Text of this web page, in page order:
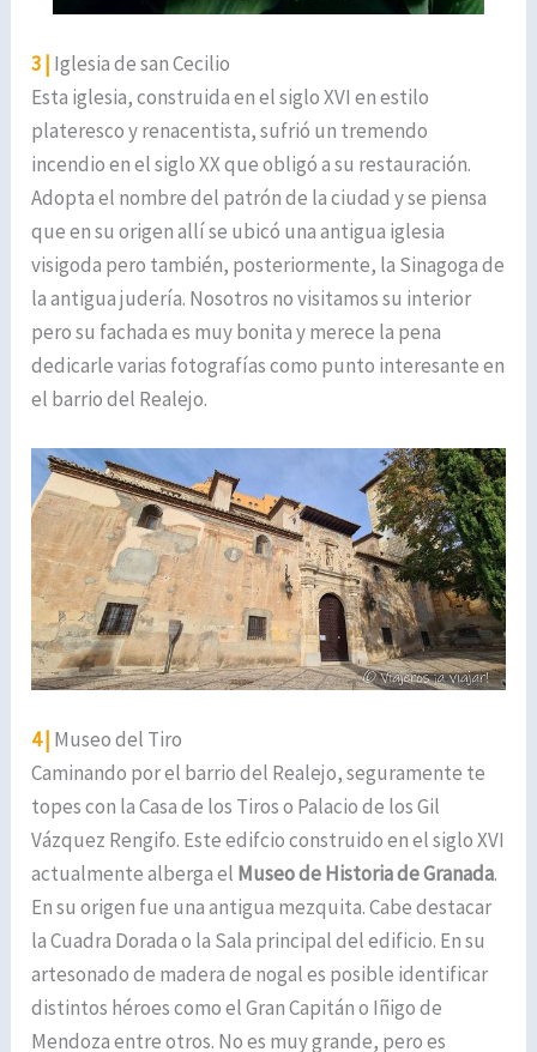
3 | Iglesia de san Cecilio
Esta iglesia, construida en el siglo XVI en estilo
plateresco y renacentista, sufrió un tremendo
incendio en el siglo XX que obligó a su restauración.
Adopta el nombre del patrón de la ciudad y se piensa
que en su origen allí se ubicó una antigua iglesia
visigoda pero también, posteriormente, la Sinagoga de
la antigua judería. Nosotros no visitamos su interior
pero su fachada es muy bonita y merece la pena
dedicarle varias fotografías como punto interesante en
el barrio del Realejo.
4 | Museo del Tiro
Caminando por el barrio del Realejo, seguramente te
topes con la Casa de los Tiros o Palacio de los Gil
Vázquez Rengifo. Este edifcio construido en el siglo XVI
actualmente alberga el Museo de Historia de Granada.
En su origen fue una antigua mezquita. Cabe destacar
la Cuadra Dorada o la Sala principal del edificio. En su
artesonado de madera de nogal es posible identificar
distintos héroes como el Gran Capitán o Iñigo de
Mendoza entre otros. No es muy grande, pero es